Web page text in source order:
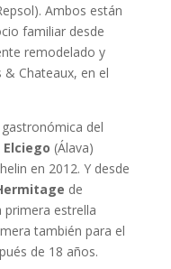
Ambos están
familiar desde
remodelado y
& Chateaux, en el
del
(Álava)
en 2012. Y desde
de
primera estrella
también para el
de 18 años.